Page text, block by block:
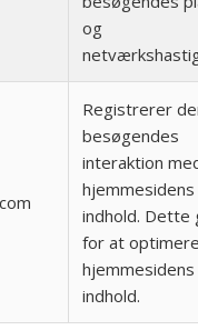
og
Registrerer
besøgendes
interaktion
indhold. Dette
for at
indhold.